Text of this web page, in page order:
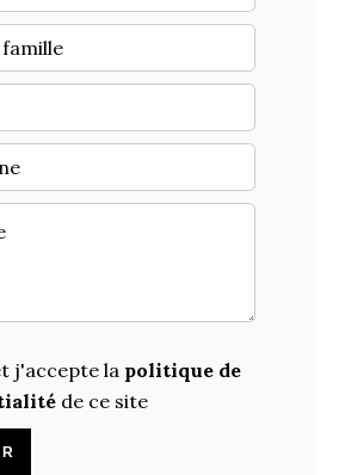
j'accepte la politique de
de ce site